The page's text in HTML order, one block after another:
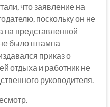
что заявление на
поскольку он не
на представленной
было штампа
приказ о
отдыха и работник не
руководителя.